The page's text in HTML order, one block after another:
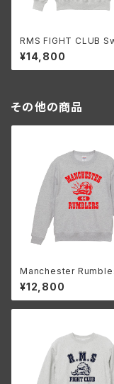
RMS FIGHT CLUB
irt Vintage
¥14,800
その他の商品
Manchester
atshirt Vintage
¥12,800